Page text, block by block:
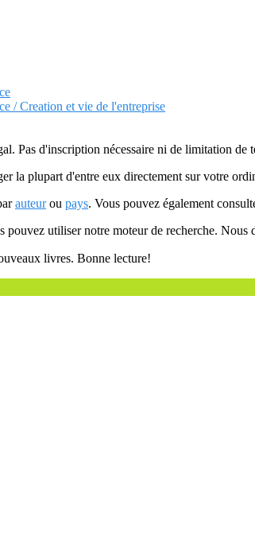
/ Creation et vie de l'entreprise
Pas d'inscription nécessaire ni de limitation de
la plupart d'entre eux directement sur votre
auteurou pays. Vous pouvez également
utiliser notre moteur de recherche. Nous
livres. Bonne lecture!